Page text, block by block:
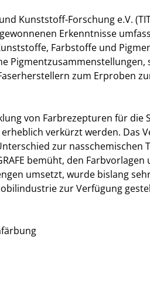
Kunststoff-Forschung e.V.
Erkenntnisse
Farbstoffe und
zum Erproben
von Farbrezepturen für
verkürzt werden. Das
zur nasschemischen
bemüht, den
umsetzt, wurde bislang
zur Verfügung